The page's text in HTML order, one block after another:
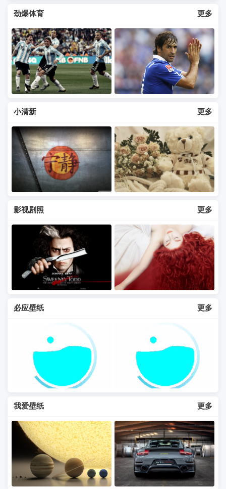
劲爆体育 更多
小清新 更多
影视剧照 更多
必应壁纸 更多
我爱壁纸 更多